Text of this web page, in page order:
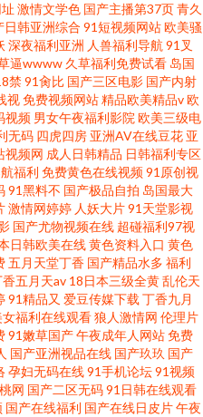
激情文学色 国产主播第37页青久
日韩亚洲综合 91短视频网站欧美骚
深夜福利亚洲 人兽福利导航 91叉
逼wwww 久草福利免费试看 岛国
禁91肏比 国产三区电影 国产内射
视免费视频网站精品欧美精品v欧
视频 男女午夜福利影院 欧美三级电
无码 四虎四房 亚洲AV在线豆花 亚
视频网 成人日韩精品 日韩福利专区
福利 免费黄色在线视频91原创视
91黑料不 国产极品自拍 岛国最大
激情网婷婷 人妖大片91天堂影视
国产尤物视频在线 超碰福利97视
日韩欧美在线黄色资料入口 黄色
五月天堂丁香 国产精品水多 福利
香五月天av 18日本三级全黄乱伦天
91精品又 爱豆传媒下载 丁香九月
女福利在线观看狼人激情网 伦理片
91嫩草国产午夜成年人网站免费
国产亚洲视品在线 国产玖玖 国产
孕妇无码在线91手机论坛91视频
网 国产二区无码91日韩在线观看
国产在线福利 国产在线日皮片午夜